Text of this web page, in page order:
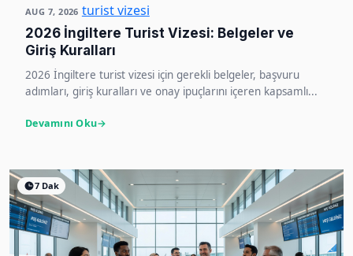
AUG 7, 2026 turist vizesi
2026 İngiltere Turist Vizesi: Belgeler ve
Giriş Kuralları
2026 İngiltere turist vizesi için gerekli belgeler, başvuru
adımları, giriş kuralları ve onay ipuçlarını içeren kapsamlı...
Devamını Oku
7 Dak